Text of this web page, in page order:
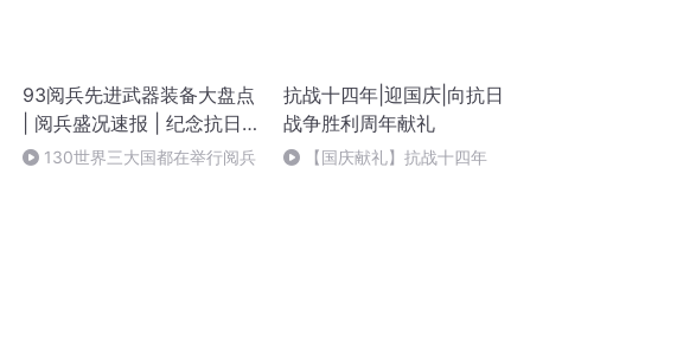
93阅兵先进武器装备大盘点
| 阅兵盛况速报 | 纪念抗日
战争胜利80周年大阅兵
130世界三大国都在举行阅兵
抗战十四年|迎国庆|向抗日
战争胜利周年献礼
【国庆献礼】抗战十四年